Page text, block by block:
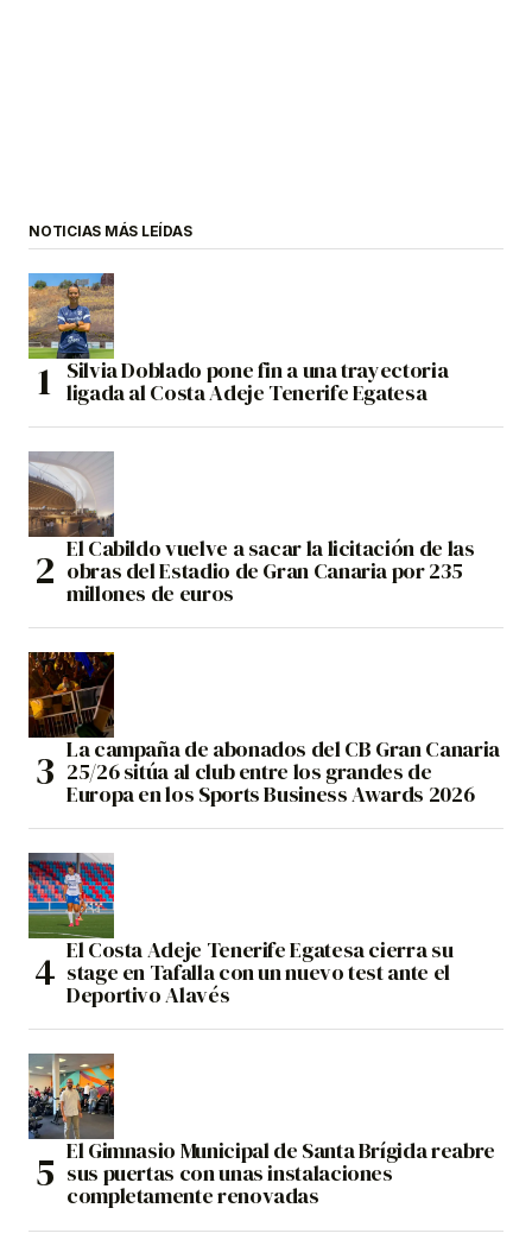
NOTICIAS MÁS LEÍDAS
Silvia Doblado pone fin a una trayectoria
ligada al Costa Adeje Tenerife Egatesa
El Cabildo vuelve a sacar la licitación de las
obras del Estadio de Gran Canaria por 235
millones de euros
La campaña de abonados del CB Gran Canaria
25/26 sitúa al club entre los grandes de
Europa en los Sports Business Awards 2026
El Costa Adeje Tenerife Egatesa cierra su
stage en Tafalla con un nuevo test ante el
Deportivo Alavés
El Gimnasio Municipal de Santa Brígida reabre
sus puertas con unas instalaciones
completamente renovadas